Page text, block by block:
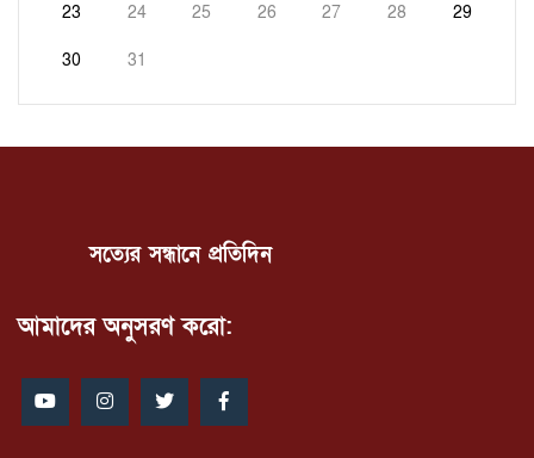
23 24 25 26 27 28 29
30 31
সত্যের সন্ধানে প্রতিদিন
আমাদের অনুসরণ করো: